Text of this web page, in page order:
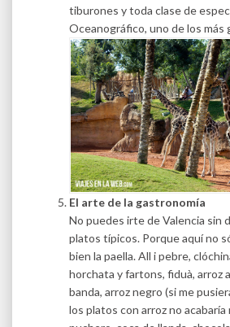
tiburones y toda clase de
Oceanográfico, uno de los más
El arte de la gastronomía
No puedes irte de Valencia sin
platos típicos. Porque aquí no
bien la paella. All i pebre,
horchata y fartons, fiduà, arroz
banda, arroz negro (si me
los platos con arroz no acabaría